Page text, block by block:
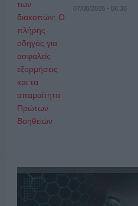
07/08/2026 - 06:38